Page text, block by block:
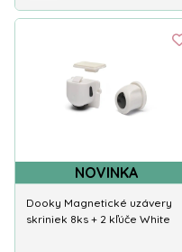
NOVINKA
Dooky Magnetické uzávery
skriniek 8ks + 2 kľúče White